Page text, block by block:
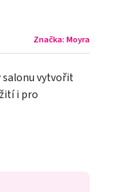
Značka: Moyra
salonu vytvořit
i pro